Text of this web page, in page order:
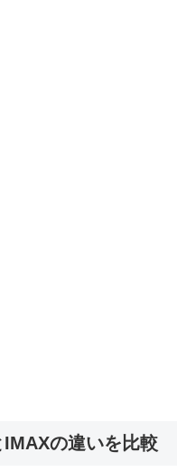
IMAXの違いを比較